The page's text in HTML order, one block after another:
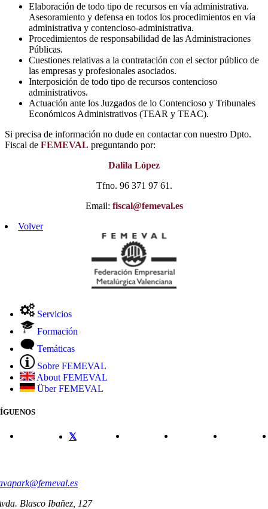
Elaboración de todo tipo de recursos en vía administrativa.
Asesoramiento y defensa en todos los procedimientos en vía
administrativa y contencioso-administrativa.
Procedimientos de responsabilidad de las Administraciones
Públicas.
Cuestiones relativas a la contratación con el sector público de
las empresas y profesionales asociados.
Interposición de todo tipo de recursos contencioso
administrativos.
Actuación ante los Juzgados de lo Contencioso y Tribunales
Económicos Administrativos (TEAR y TEAC).
Si precisa de información no dude en contactar con nuestro Dpto.
Fiscal de FEMEVAL preguntando por:
Dalila López
Tfno. 96 371 97 61.
Email: fiscal@femeval.es
Volver
Servicios
Formación
Temáticas
Sobre FEMEVAL
About FEMEVAL
Über FEMEVAL
Blasco Ibañez, 127